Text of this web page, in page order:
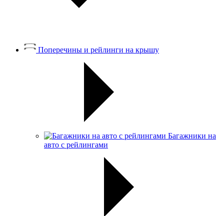
Поперечины и рейлинги на крышу
Багажники на
авто с рейлингами